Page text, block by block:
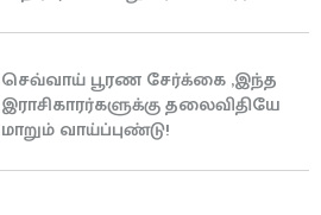
செவ்வாய் பூரண சேர்க்கை ,இந்த
இராசிகாரர்களுக்கு தலைவிதியே
மாறும் வாய்ப்புண்டு!